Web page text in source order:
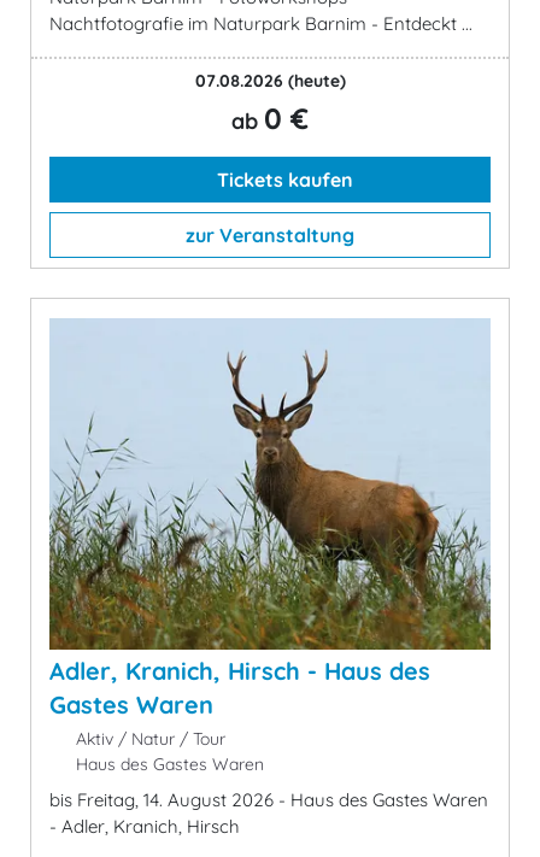
Nachtfotografie im Naturpark Barnim - Entdeckt ...
07.08.2026 (heute)
ab 0 €
Tickets kaufen
zur Veranstaltung
Adler, Kranich, Hirsch - Haus des
Gastes Waren
Aktiv / Natur / Tour
Haus des Gastes Waren
bis Freitag, 14. August 2026 - Haus des Gastes Waren
- Adler, Kranich, Hirsch